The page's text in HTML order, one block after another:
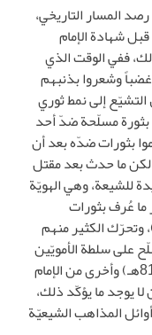
المسار التاريخي،
شهادة الإمام
ذلك، ففي الوقت الذي
وشعروا بذنبهم
إلى نمط ثوري
مسلّحة ضدّ أحد
بثورات ضدّه بعد أن
كذلك، لكن ما حدث بعد مقتل
للشيعة، وهي الهويّة
ما عُرف بثورات
العراق كالمختار الثقفي (67هـ)، وتحرّك الكثير منهم
على سلطة الأمويّين
تارةً من محمّد بن الحنفيّة ابن الإمام علي (81هـ) وأخرى من الإمام
العابدين (95هـ)، لكن لا يوجد ما يؤكّد ذلك،
المذاهب الشيعيّة